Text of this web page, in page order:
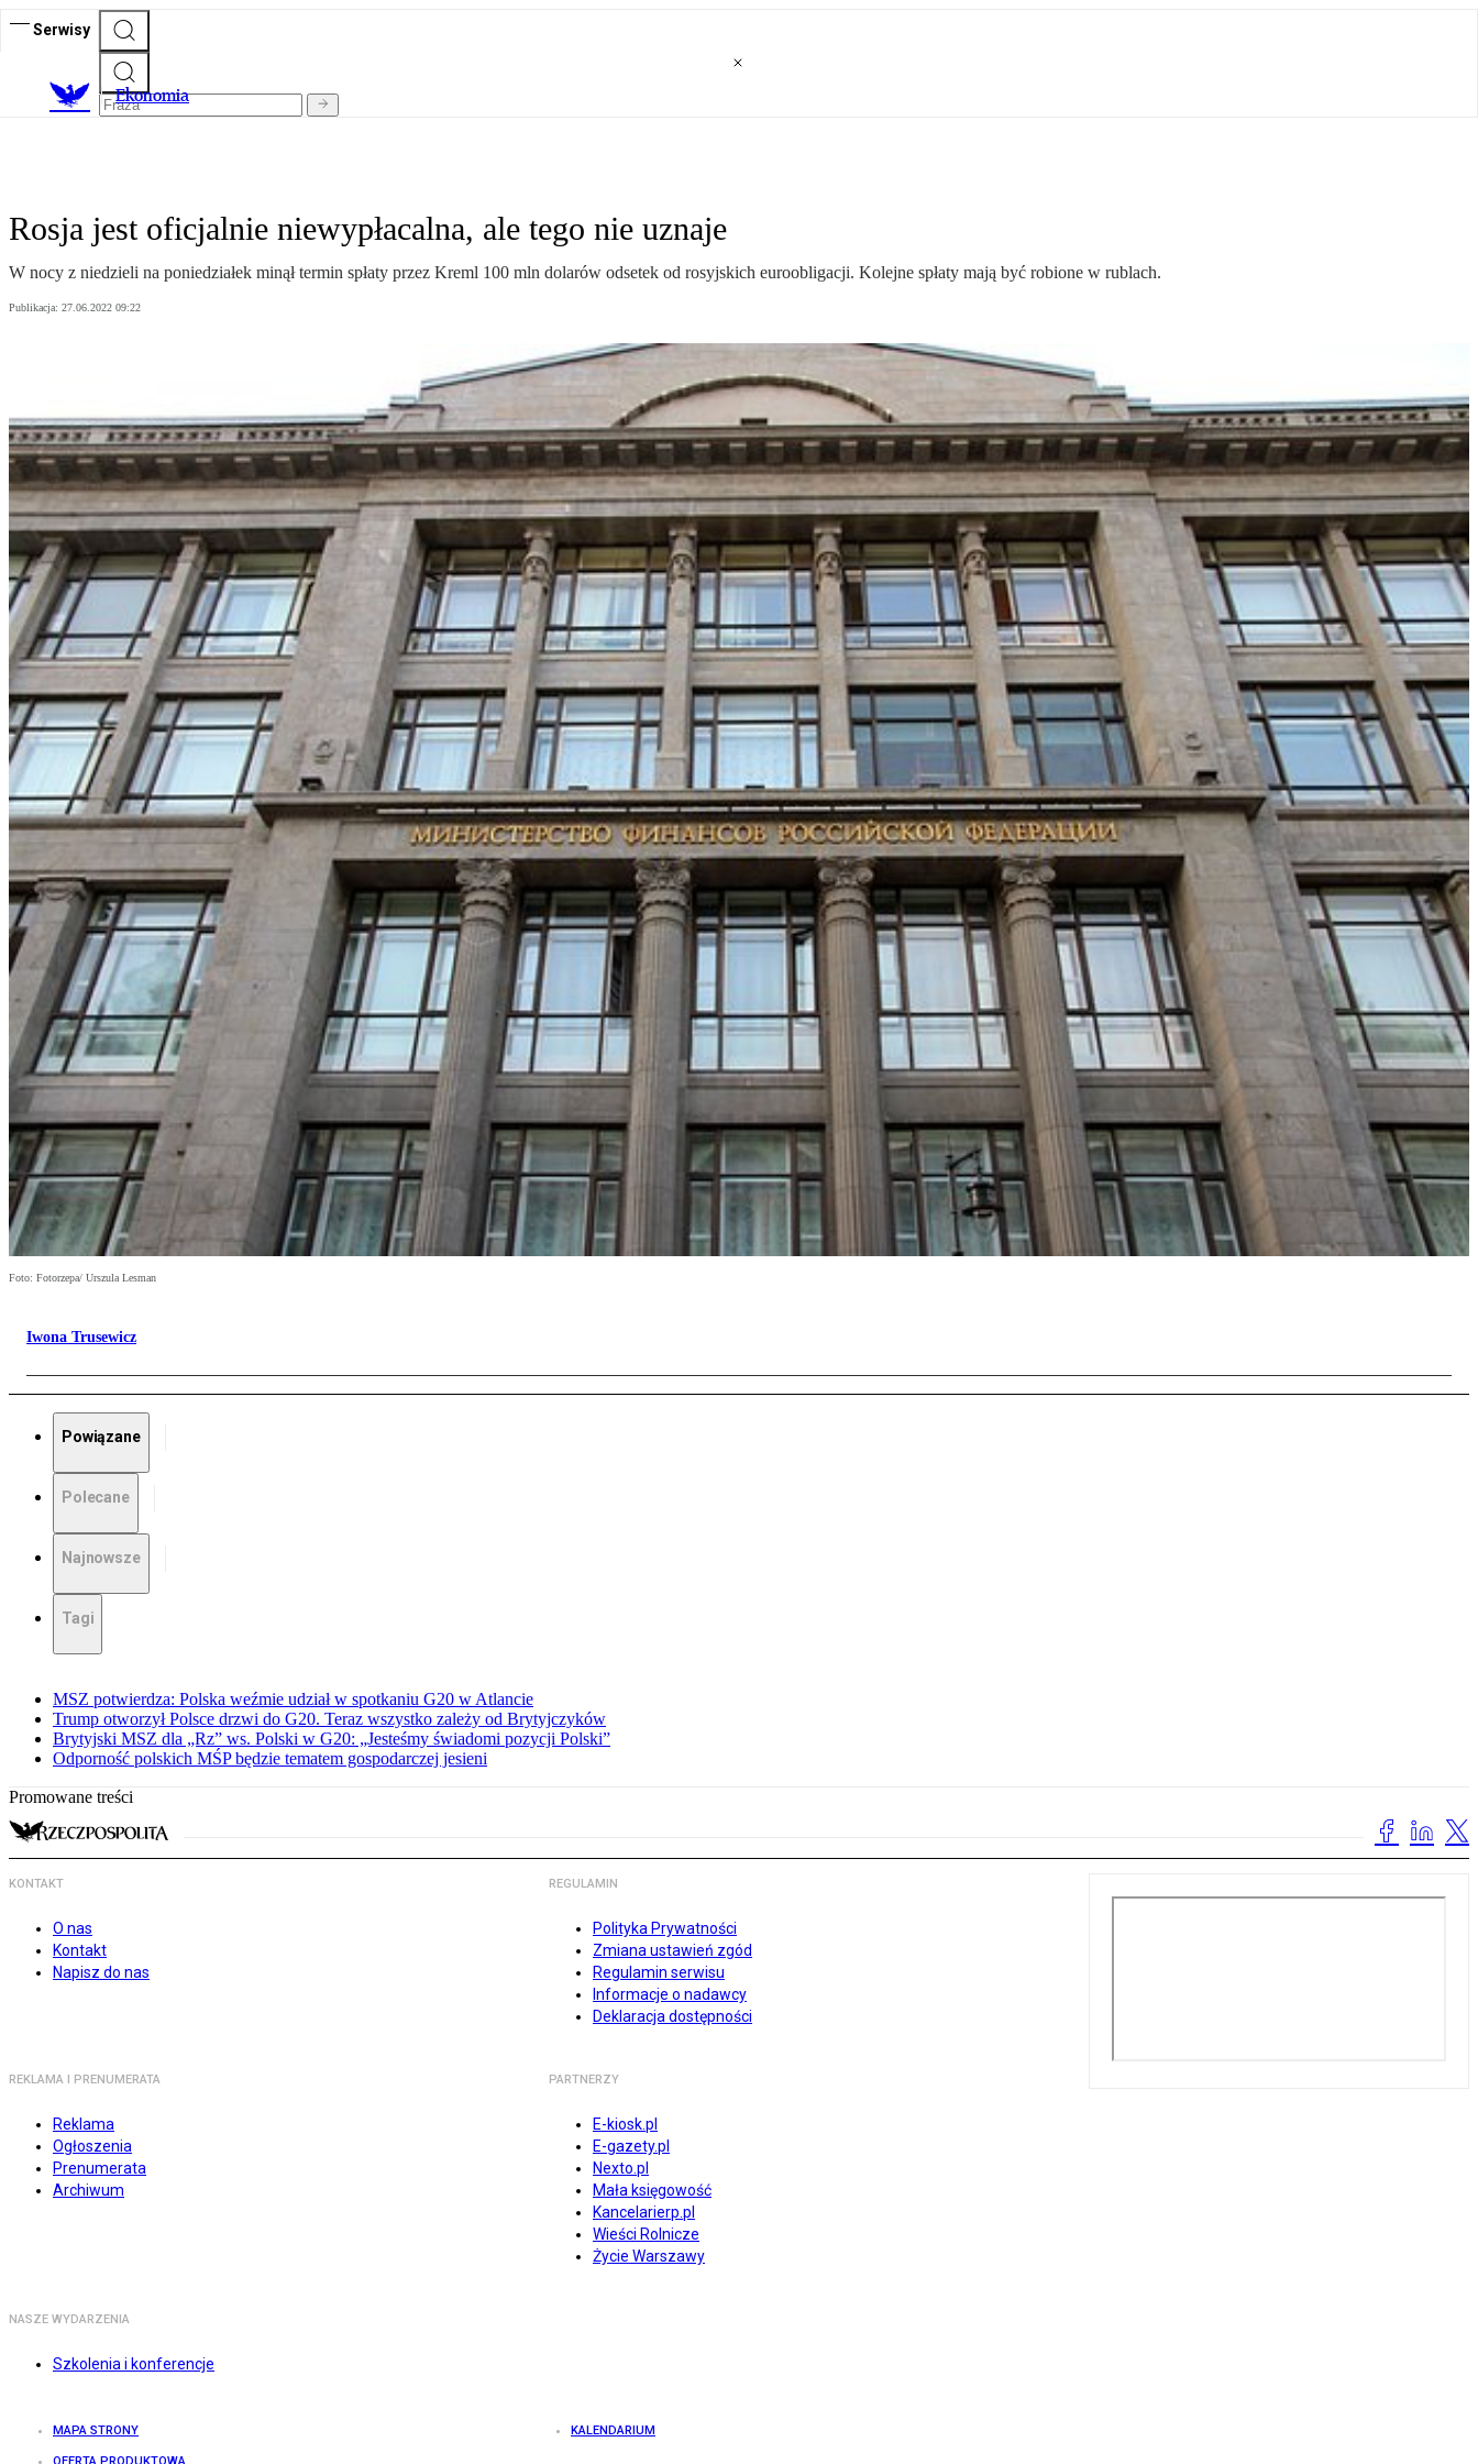
Serwisy
Ekonomia
Rosja jest oficjalnie niewypłacalna, ale tego nie uznaje
W nocy z niedzieli na poniedziałek minął termin spłaty przez Kreml 100 mln dolarów odsetek od rosyjskich euroobligacji. Kolejne spłaty mają być robione w rublach.
Publikacja: 27.06.2022 09:22
Foto: Fotorzepa/ Urszula Lesman
Iwona Trusewicz
Powiązane
Polecane
Najnowsze
Tagi
MSZ potwierdza: Polska weźmie udział w spotkaniu G20 w Atlancie
Trump otworzył Polsce drzwi do G20. Teraz wszystko zależy od Brytyjczyków
Brytyjski MSZ dla „Rz” ws. Polski w G20: „Jesteśmy świadomi pozycji Polski”
Odporność polskich MŚP będzie tematem gospodarczej jesieni
Promowane treści
KONTAKT
O nas
Kontakt
Napisz do nas
REGULAMIN
Polityka Prywatności
Zmiana ustawień zgód
Regulamin serwisu
Informacje o nadawcy
Deklaracja dostępności
REKLAMA I PRENUMERATA
Reklama
Ogłoszenia
Prenumerata
Archiwum
PARTNERZY
E-kiosk.pl
E-gazety.pl
Nexto.pl
Mała księgowość
Kancelarierp.pl
Wieści Rolnicze
Życie Warszawy
NASZE WYDARZENIA
Szkolenia i konferencje
MAPA STRONY KALENDARIUM